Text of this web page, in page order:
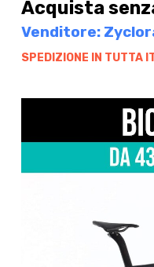
Acquista
Venditore:
SPEDIZIONE IN TUTTA